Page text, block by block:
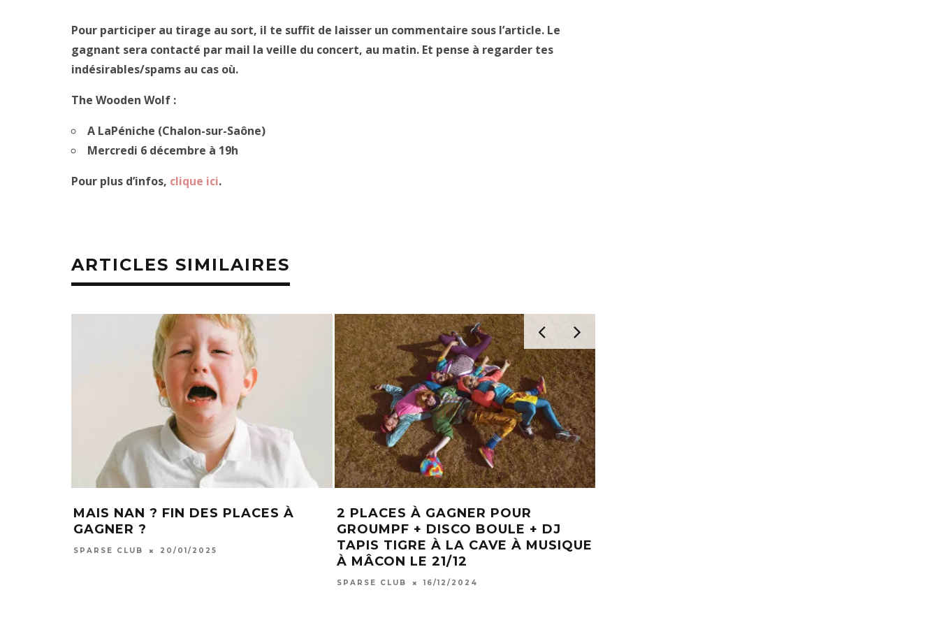
Pour participer au tirage au sort, il te suffit de laisser un commentaire sous l’article. Le
gagnant sera contacté par mail la veille du concert, au matin. Et pense à regarder tes
indésirables/spams au cas où.
The Wooden Wolf :
A LaPéniche (Chalon-sur-Saône)
Mercredi 6 décembre à 19h
Pour plus d’infos, clique ici.
ARTICLES SIMILAIRES
MAIS NAN ? FIN DES PLACES À
GAGNER ?
SPARSE CLUB 20/01/2025
2 PLACES À GAGNER POUR
GROUMPF + DISCO BOULE + DJ
TAPIS TIGRE À LA CAVE À MUSIQUE
À MÂCON LE 21/12
SPARSE CLUB 16/12/2024